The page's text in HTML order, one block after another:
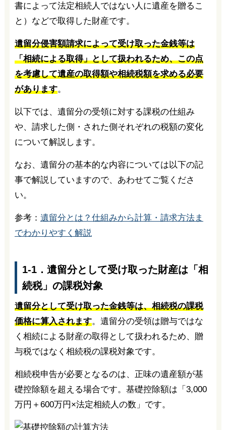
書によって法定相続人ではない人に遺産を贈るこ
と）などで取得した財産です。
遺留分侵害額請求によって受け取った金銭等は
「相続による取得」として扱われるため、この点
を考慮して遺産の取得額や相続税額を求める必要
があります。
以下では、遺留分の受領に対する課税の仕組み
や、請求した側・された側それぞれの税額の変化
について解説します。
なお、遺留分の基本的な内容については以下の記
事で解説していますので、あわせてご覧くださ
い。
参考： 遺留分とは？仕組みから計算・請求方法ま
でわかりやすく解説
1-1．遺留分として受け取った財産は「相
続税」の課税対象
遺留分として受け取った金銭等は、相続税の課税
価格に算入されます。遺留分の受領は贈与ではな
く相続による財産の取得として扱われるため、贈
与税ではなく相続税の課税対象です。
相続税申告が必要となるのは、正味の遺産額が基
礎控除額を超える場合です。基礎控除額は「3,000
万円＋600万円×法定相続人の数」です。